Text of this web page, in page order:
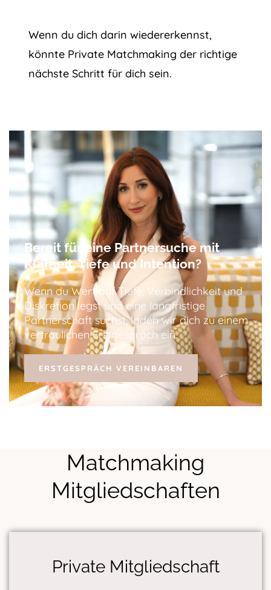
Wenn du dich darin wiedererkennst,
könnte Private Matchmaking der richtige
nächste Schritt für dich sein.
Bereit für eine Partnersuche mit
Klarheit, Tiefe und Intention?
Wenn du Wert auf Tiefe, Verbindlichkeit und
Diskretion legst und eine langfristige
Partnerschaft suchst, laden wir dich zu einem
vertraulichen Erstgespräch ein.
ERSTGESPRÄCH VEREINBAREN
Matchmaking
Mitgliedschaften
Private Mitgliedschaft